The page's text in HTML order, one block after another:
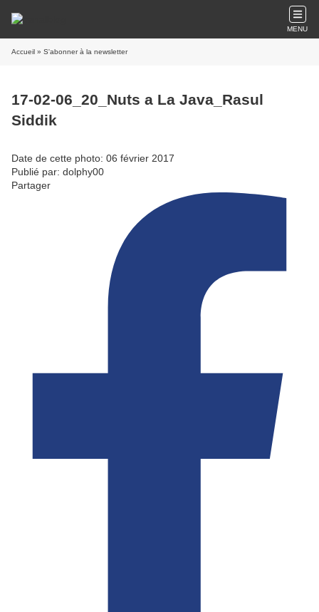
MENU
Accueil » S'abonner à la newsletter
17-02-06_20_Nuts a La Java_Rasul
Siddik
Date de cette photo: 06 février 2017
Publié par: dolphy00
Partager